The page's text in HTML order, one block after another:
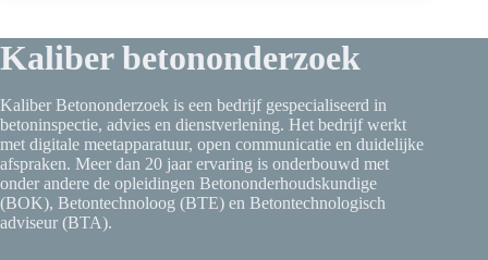
Kaliber betononderzoek
Kaliber Betononderzoek is een bedrijf gespecialiseerd in
betoninspectie, advies en dienstverlening. Het bedrijf werkt
met digitale meetapparatuur, open communicatie en duidelijke
afspraken. Meer dan 20 jaar ervaring is onderbouwd met
onder andere de opleidingen Betononderhoudskundige
(BOK), Betontechnoloog (BTE) en Betontechnologisch
adviseur (BTA).